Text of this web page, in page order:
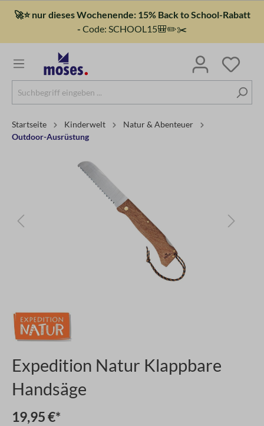
🚀⭐ nur dieses Wochenende: 15% Back to School-Rabatt
- Code: SCHOOL15🎒✏️✂️
Startseite Kinderwelt
Natur & Abenteuer
Outdoor-Ausrüstung
Expedition Natur Klappbare
Handsäge
19,95 €*